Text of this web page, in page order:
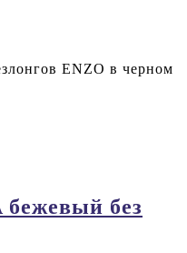
ENZO в черном
без